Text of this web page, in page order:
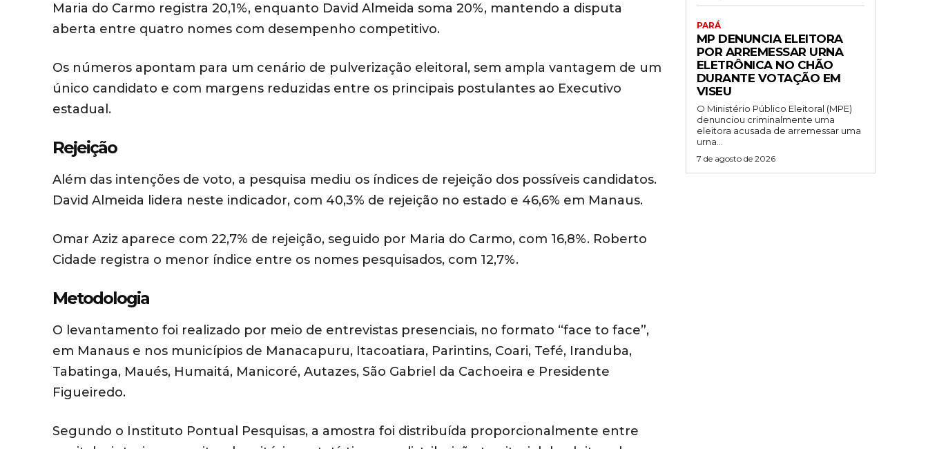
Maria do Carmo registra 20,1%, enquanto David Almeida soma 20%, mantendo a disputa
aberta entre quatro nomes com desempenho competitivo.
Os números apontam para um cenário de pulverização eleitoral, sem ampla vantagem de um
único candidato e com margens reduzidas entre os principais postulantes ao Executivo
estadual.
Rejeição
Além das intenções de voto, a pesquisa mediu os índices de rejeição dos possíveis candidatos.
David Almeida lidera neste indicador, com 40,3% de rejeição no estado e 46,6% em Manaus.
Omar Aziz aparece com 22,7% de rejeição, seguido por Maria do Carmo, com 16,8%. Roberto
Cidade registra o menor índice entre os nomes pesquisados, com 12,7%.
Metodologia
O levantamento foi realizado por meio de entrevistas presenciais, no formato “face to face”,
em Manaus e nos municípios de Manacapuru, Itacoatiara, Parintins, Coari, Tefé, Iranduba,
Tabatinga, Maués, Humaitá, Manicoré, Autazes, São Gabriel da Cachoeira e Presidente
Figueiredo.
Segundo o Instituto Pontual Pesquisas, a amostra foi distribuída proporcionalmente entre
PARÁ
MP DENUNCIA ELEITORA
POR ARREMESSAR URNA
ELETRÔNICA NO CHÃO
DURANTE VOTAÇÃO EM
VISEU
O Ministério Público Eleitoral (MPE)
denunciou criminalmente uma
eleitora acusada de arremessar uma
urna...
7 de agosto de 2026